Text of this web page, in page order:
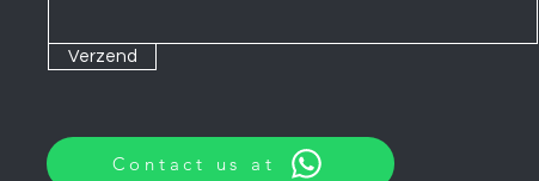
Verzend
Contact us at